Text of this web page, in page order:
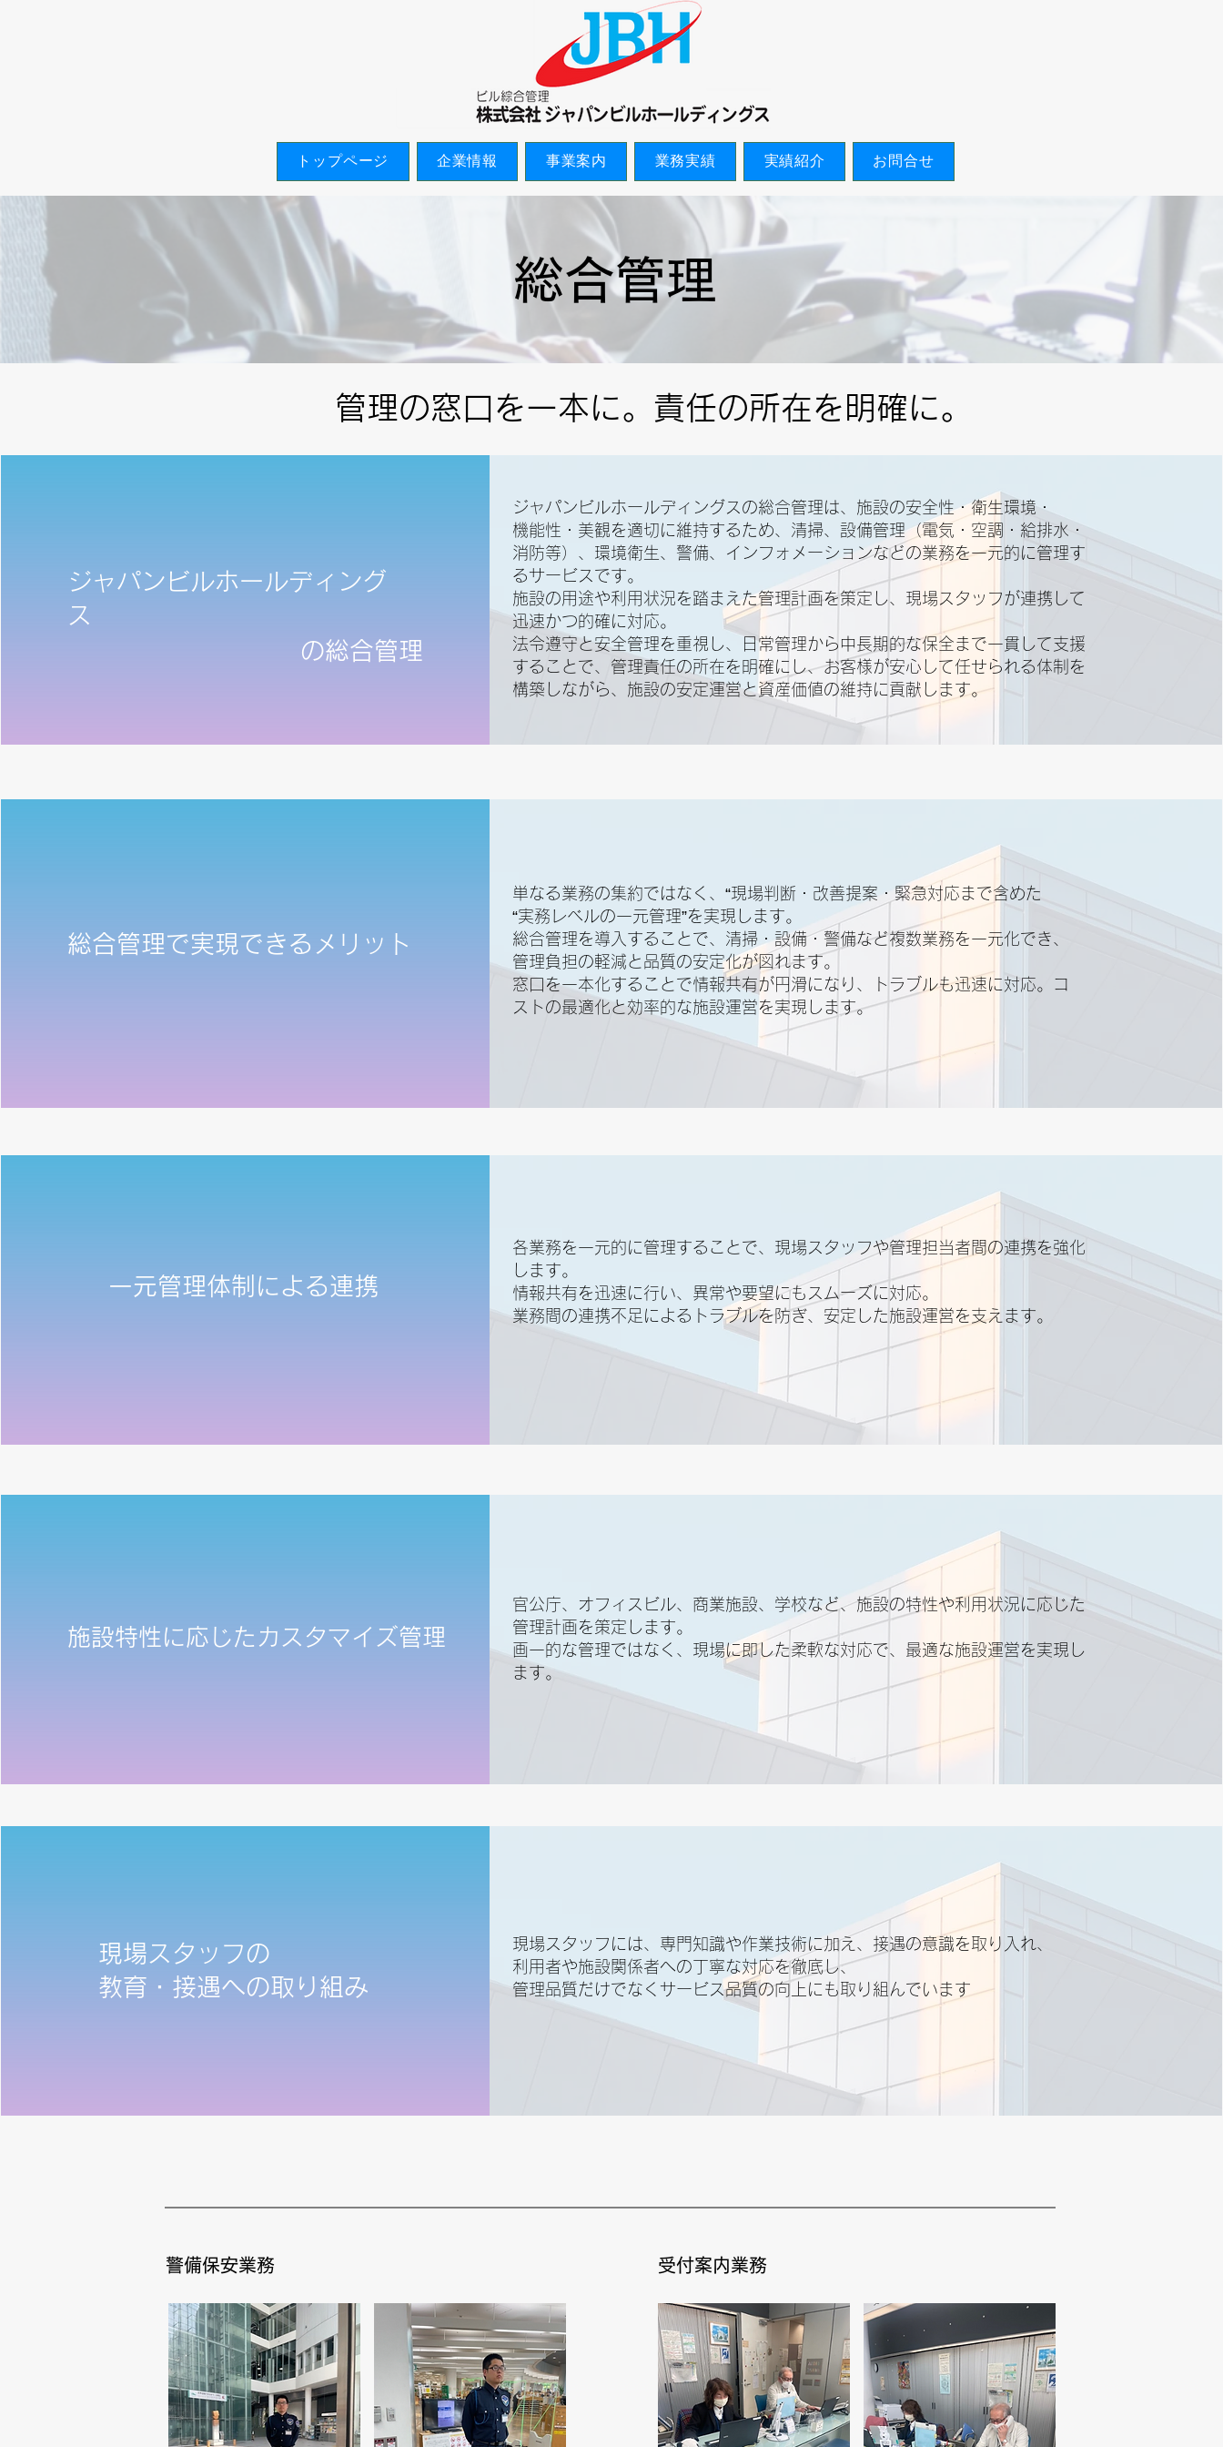
トップページ 企業情報 事業案内 業務実績 実績紹介 お問合せ
総合管理
管理の窓口を一本に。責任の所在を明確に。
ジャパンビルホールディング
ス
の総合管理
ジャパンビルホールディングスの総合管理は、施設の安全性・衛生環境・
機能性・美観を適切に維持するため、清掃、設備管理（電気・空調・給排水・
消防等）、環境衛生、警備、インフォメーションなどの業務を一元的に管理す
るサービスです。
施設の用途や利用状況を踏まえた管理計画を策定し、現場スタッフが連携して
迅速かつ的確に対応。
法令遵守と安全管理を重視し、日常管理から中長期的な保全まで一貫して支援
することで、管理責任の所在を明確にし、お客様が安心して任せられる体制を
構築しながら、施設の安定運営と資産価値の維持に貢献します。
総合管理で実現できるメリット
単なる業務の集約ではなく、“現場判断・改善提案・緊急対応まで含めた
“実務レベルの一元管理”を実現します。
総合管理を導入することで、清掃・設備・警備など複数業務を一元化でき、
管理負担の軽減と品質の安定化が図れます。
窓口を一本化することで情報共有が円滑になり、トラブルも迅速に対応。コ
ストの最適化と効率的な施設運営を実現します。
一元管理体制による連携
各業務を一元的に管理することで、現場スタッフや管理担当者間の連携を強化
します。
情報共有を迅速に行い、異常や要望にもスムーズに対応。
業務間の連携不足によるトラブルを防ぎ、安定した施設運営を支えます。
施設特性に応じたカスタマイズ管理
官公庁、オフィスビル、商業施設、学校など、施設の特性や利用状況に応じた
管理計画を策定します。
画一的な管理ではなく、現場に即した柔軟な対応で、最適な施設運営を実現し
ます。
現場スタッフの
教育・接遇への取り組み
現場スタッフには、専門知識や作業技術に加え、接遇の意識を取り入れ、
利用者や施設関係者への丁寧な対応を徹底し、
管理品質だけでなくサービス品質の向上にも取り組んでいます
警備保安業務 受付案内業務